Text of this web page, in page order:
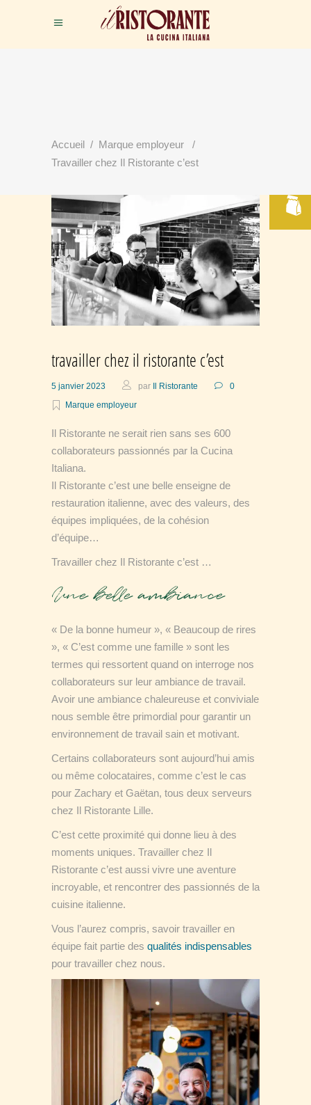
Accueil / Marque employeur
/
Travailler chez Il Ristorante c’est
travailler chez il ristorante c’est
5 janvier 2023 par Il Ristorante
0
Marque employeur
Il Ristorante ne serait rien sans ses 600
collaborateurs passionnés par la Cucina
Italiana.
Il Ristorante c’est une belle enseigne de
restauration italienne, avec des valeurs, des
équipes impliquées, de la cohésion
d’équipe…
Travailler chez Il Ristorante c’est …
Une belle ambiance
« De la bonne humeur », « Beaucoup de rires
», « C’est comme une famille » sont les
termes qui ressortent quand on interroge nos
collaborateurs sur leur ambiance de travail.
Avoir une ambiance chaleureuse et conviviale
nous semble être primordial pour garantir un
environnement de travail sain et motivant.
Certains collaborateurs sont aujourd’hui amis
ou même colocataires, comme c’est le cas
pour Zachary et Gaëtan, tous deux serveurs
chez Il Ristorante Lille.
C’est cette proximité qui donne lieu à des
moments uniques. Travailler chez Il
Ristorante c’est aussi vivre une aventure
incroyable, et rencontrer des passionnés de la
cuisine italienne.
Vous l’aurez compris, savoir travailler en
équipe fait partie des qualités indispensables
pour travailler chez nous.